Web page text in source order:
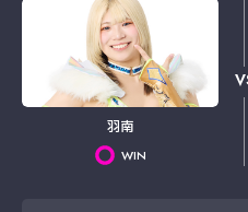
羽南
WIN